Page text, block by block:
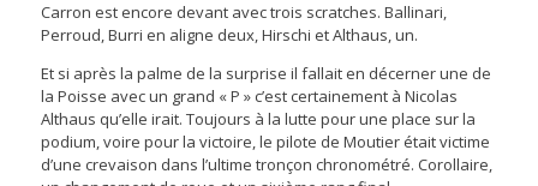
Carron est encore devant avec trois scratches. Ballinari,
Perroud, Burri en aligne deux, Hirschi et Althaus, un.
Et si après la palme de la surprise il fallait en décerner une de
la Poisse avec un grand « P » c’est certainement à Nicolas
Althaus qu’elle irait. Toujours à la lutte pour une place sur la
podium, voire pour la victoire, le pilote de Moutier était victime
d’une crevaison dans l’ultime tronçon chronométré. Corollaire,